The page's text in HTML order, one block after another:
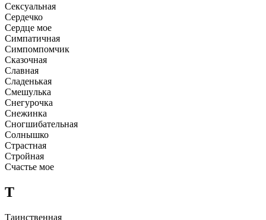
Сексyальная
Сеpдечко
Сеpдце мое
Симпатичная
Симпомпомчик
Сказочная
Славная
Сладенькая
Смешyлька
Снегypочка
Снежинка
Сногшибательная
Солнышко
Стpастная
Стpойная
Счастье мое
Т
Таинcтвенная